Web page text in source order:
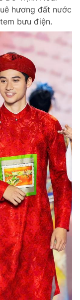
hương đất nước
bưu điện.